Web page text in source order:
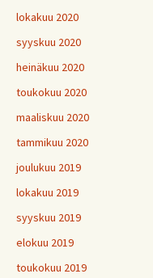
lokakuu 2020
syyskuu 2020
heinäkuu 2020
toukokuu 2020
maaliskuu 2020
tammikuu 2020
joulukuu 2019
lokakuu 2019
syyskuu 2019
elokuu 2019
toukokuu 2019